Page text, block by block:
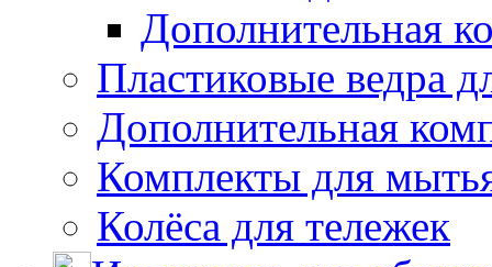
Дополнительная
Пластиковые ведра
Дополнительная
Комплекты для
Колёса для тележек